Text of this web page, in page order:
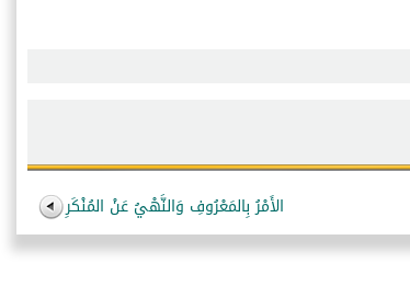
الأَمْرُ بِالمَعْرُوفِ وَالنَّهْيُ عَنْ المُنْكَرِ